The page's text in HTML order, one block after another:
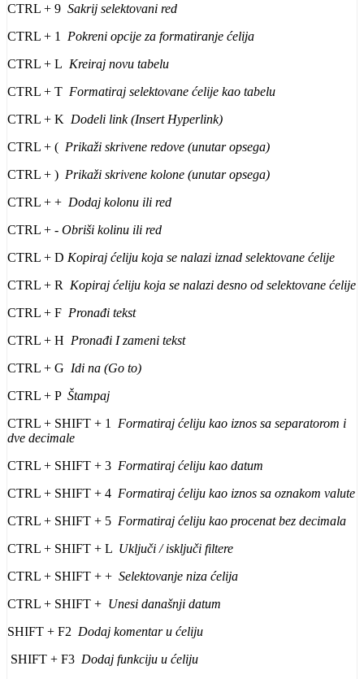
CTRL + 9 Sakrij selektovani red
CTRL + 1 Pokreni opcije za formatiranje ćelija
CTRL + L Kreiraj novu tabelu
CTRL + T Formatiraj selektovane ćelije kao tabelu
CTRL + K Dodeli link (Insert Hyperlink)
CTRL + ( Prikaži skrivene redove (unutar opsega)
CTRL + ) Prikaži skrivene kolone (unutar opsega)
CTRL + + Dodaj kolonu ili red
CTRL + - Obriši kolinu ili red
CTRL + D Kopiraj ćeliju koja se nalazi iznad selektovane ćelije
CTRL + R Kopiraj ćeliju koja se nalazi desno od selektovane ćelije
CTRL + F Pronađi tekst
CTRL + H Pronađi I zameni tekst
CTRL + G Idi na (Go to)
CTRL + P Štampaj
CTRL + SHIFT + 1 Formatiraj ćeliju kao iznos sa separatorom i
dve decimale
CTRL + SHIFT + 3 Formatiraj ćeliju kao datum
CTRL + SHIFT + 4 Formatiraj ćeliju kao iznos sa oznakom valute
CTRL + SHIFT + 5 Formatiraj ćeliju kao procenat bez decimala
CTRL + SHIFT + L Uključi / isključi filtere
CTRL + SHIFT + + Selektovanje niza ćelija
CTRL + SHIFT + Unesi današnji datum
SHIFT + F2 Dodaj komentar u ćeliju
SHIFT + F3 Dodaj funkciju u ćeliju